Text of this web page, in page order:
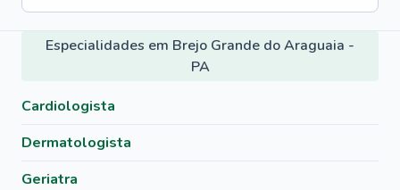
Especialidades em Brejo Grande do Araguaia -
PA
Cardiologista
Dermatologista
Geriatra